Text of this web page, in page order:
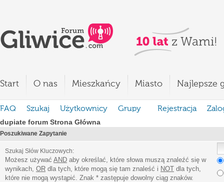
Start O nas Mieszkańcy Miasto Najlepsze
FAQ Szukaj Użytkownicy Grupy Rejestracja
dupiate forum Strona Główna
Poszukiwane Zapytanie
Szukaj Słów Kluczowych:
Możesz używać AND aby określać, które słowa muszą znaleźć się w
wynikach, OR dla tych, które mogą się tam znaleść i NOT dla tych,
które nie mogą wystąpić. Znak * zastępuje dowolny ciąg znaków.